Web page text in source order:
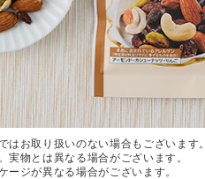
お取り扱いのない場合もございます。
物とは異なる場合がございます。
ジが異なる場合がございます。